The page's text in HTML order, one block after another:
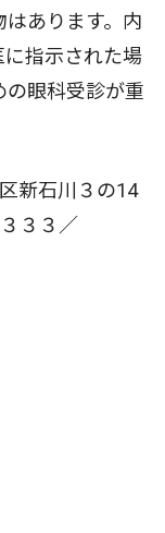
あります。内
指示された場
眼科受診が重
新石川３の14
３３／